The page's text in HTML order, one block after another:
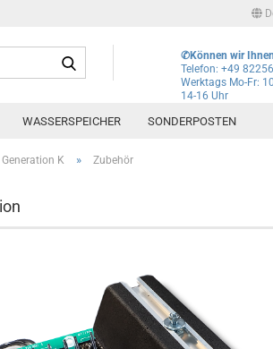
Lieferland
✆Können wir
Telefon: +49
Werktags Mo-Fr:
14-16 Uhr
WASSERSPEICHER SONDERPOSTEN
Generation K » Zubehör